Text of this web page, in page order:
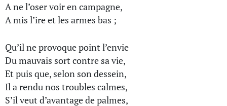
A ne l’oser voir en campagne,
A mis l’ire et les armes bas ;
Qu’il ne provoque point l’envie
Du mauvais sort contre sa vie,
Et puis que, selon son dessein,
Il a rendu nos troubles calmes,
S’il veut d’avantage de palmes,